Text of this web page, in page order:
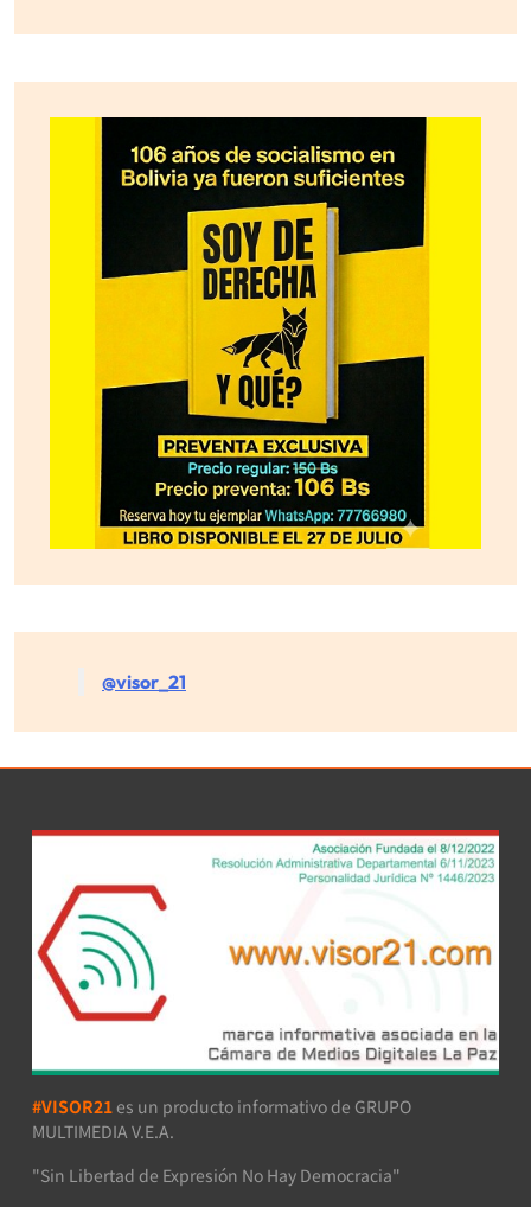
@visor_21
#VISOR21 es un producto informativo de GRUPO
MULTIMEDIA V.E.A.
"Sin Libertad de Expresión No Hay Democracia"